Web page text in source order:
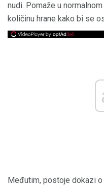
nudi. Pomaže u
količinu hrane kako bi se
Međutim, postoje dokazi